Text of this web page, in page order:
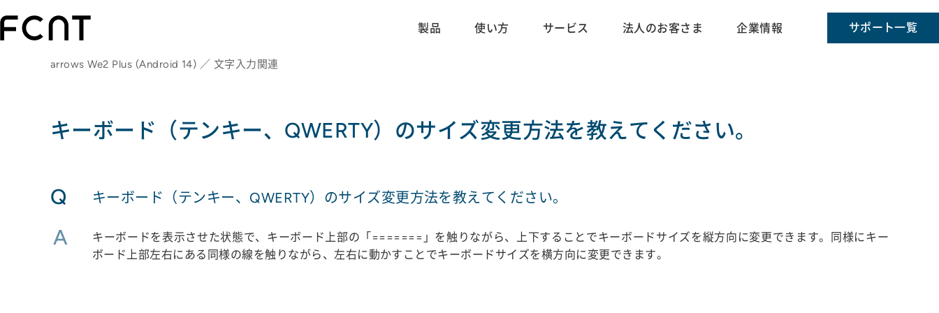
製品 使い方 サービス 法人のお客さま 企業情報 サポート一覧
arrows We2 Plus (Android 14) ／ 文字入力関連
キーボード（テンキー、QWERTY）のサイズ変更方法を教えてください。
Q キーボード（テンキー、QWERTY）のサイズ変更方法を教えてください。
A
キーボードを表示させた状態で、キーボード上部の「=======」を触りながら、上下することでキーボードサイズを縦方向に変更できます。同様にキー
ボード上部左右にある同様の線を触りながら、左右に動かすことでキーボードサイズを横方向に変更できます。